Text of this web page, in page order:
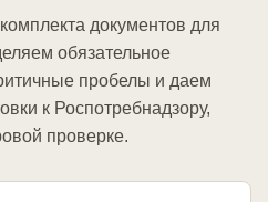
документов для
обязательное
пробелы и даем
к Роспотребнадзору,
проверке.